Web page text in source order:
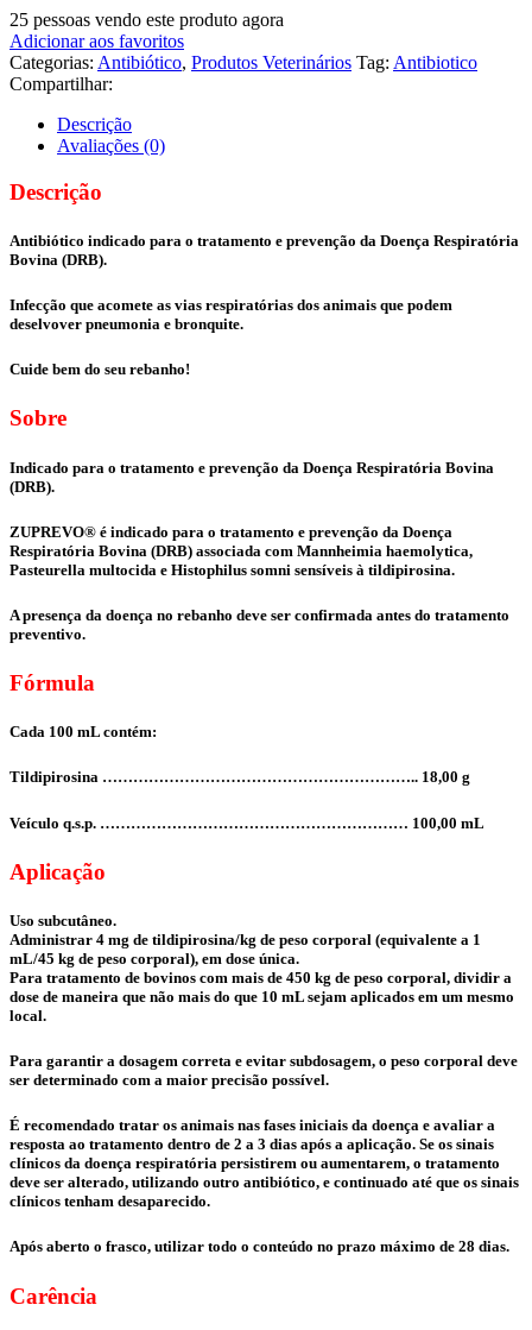
25 pessoas vendo este produto agora
Adicionar aos favoritos
Categorias: Antibiótico, Produtos Veterinários Tag: Antibiotico
Compartilhar:
Descrição
Avaliações (0)
Descrição
Antibiótico indicado para o tratamento e prevenção da Doença Respiratória
Bovina (DRB).
Infecção que acomete as vias respiratórias dos animais que podem
deselvover pneumonia e bronquite.
Cuide bem do seu rebanho!
Sobre
Indicado para o tratamento e prevenção da Doença Respiratória Bovina
(DRB).
ZUPREVO® é indicado para o tratamento e prevenção da Doença
Respiratória Bovina (DRB) associada com Mannheimia haemolytica,
Pasteurella multocida e Histophilus somni sensíveis à tildipirosina.
A presença da doença no rebanho deve ser confirmada antes do tratamento
preventivo.
Fórmula
Cada 100 mL contém:
Tildipirosina …………………………………………………….. 18,00 g
Veículo q.s.p. …………………………………………………… 100,00 mL
Aplicação
Uso subcutâneo.
Administrar 4 mg de tildipirosina/kg de peso corporal (equivalente a 1
mL/45 kg de peso corporal), em dose única.
Para tratamento de bovinos com mais de 450 kg de peso corporal, dividir a
dose de maneira que não mais do que 10 mL sejam aplicados em um mesmo
local.
Para garantir a dosagem correta e evitar subdosagem, o peso corporal deve
ser determinado com a maior precisão possível.
É recomendado tratar os animais nas fases iniciais da doença e avaliar a
resposta ao tratamento dentro de 2 a 3 dias após a aplicação. Se os sinais
clínicos da doença respiratória persistirem ou aumentarem, o tratamento
deve ser alterado, utilizando outro antibiótico, e continuado até que os sinais
clínicos tenham desaparecido.
Após aberto o frasco, utilizar todo o conteúdo no prazo máximo de 28 dias.
Carência